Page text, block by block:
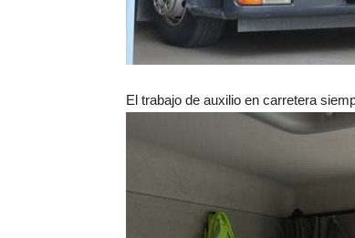
El trabajo de auxilio en carretera